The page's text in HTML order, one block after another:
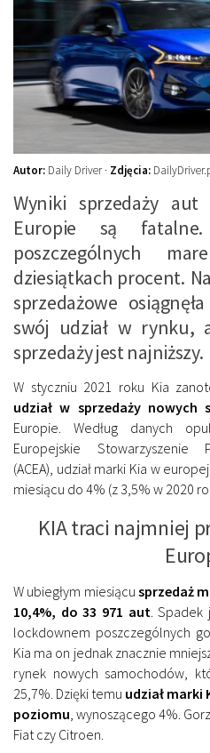
Przelicznik mocy
Auto z niemiec
Galerie
Autor: Daily Driver · Zdjęcia:
Wyniki sprzedaży
Europie są fatalne.
poszczególnych
dziesiątkach procent.
sprzedażowe
swój udział w rynku,
sprzedaży jest najniższy.
W styczniu 2021 roku Kia
udział w sprzedaży nowych
Europie. Według danych
Europejskie Stowarzyszenie
(ACEA), udział marki Kia w
miesiącu do 4% (z 3,5% w 2020
KIA traci najmniej
W ubiegłym miesiącu sprzedaż
10,4%, do 33 971 aut .
lockdownem poszczególnych
Kia ma on jednak znacznie
rynek nowych samochodów,
25,7%. Dzięki temu udział marki
poziomu , wynoszącego 4%.
Fiat czy Citroen.